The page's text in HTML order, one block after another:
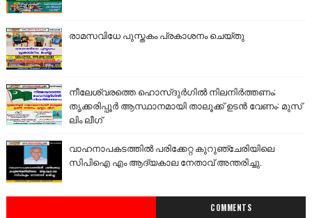
രാമസവിധേ പുസ്തകം പ്രകാശനം ചെയ്തു
നീലേശ്വരത്തെ ഹൊസ്ദുർഗിൽ നിലനിർത്തണം;
തൃക്കരിപ്പൂർ ആസ്ഥാനമായി താലൂക്ക് ഉടൻ വേണം: മുസ്
ലിം ലീഗ്
വാഹനാപകടത്തിൽ പരിക്കേറ്റ കുറുഞ്ചേരിയിലെ
സിപിഐ എം ആദ്യകാല നേതാവ് അന്തരിച്ചു.
COMMENTS